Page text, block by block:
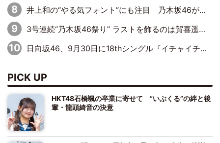
井上和の“やる気フォント”にも注目 乃木坂46が挑んだ書道パフォーマンスの舞台裏
3号連続“乃木坂46祭り” ラストを飾るのは賀喜遥香…5年ぶりの登場に「5年分大人になった私を見ていただけたら」
日向坂46、9月30日に18thシングル『イチャイチャ虫』の発売決定！ フォーメーションは『日向坂で会いましょう』にて発表
PICK UP
HKT48石橋颯の卒業に寄せて “いぶくる”の絆と後
輩・龍頭綺音の決意